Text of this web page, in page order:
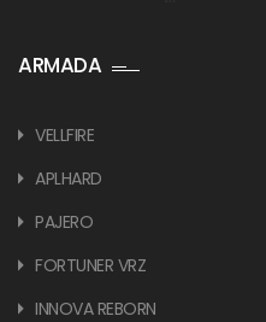
ARMADA
VELLFIRE
APLHARD
PAJERO
FORTUNER VRZ
INNOVA REBORN